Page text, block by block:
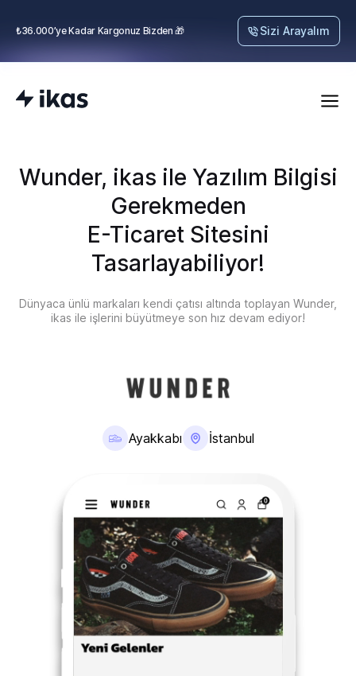
₺36.000’ye Kadar Kargonuz Bizden 🎁 Sizi Arayalım
Wunder, ikas ile Yazılım Bilgisi
Gerekmeden
E-Ticaret Sitesini
Tasarlayabiliyor!
Dünyaca ünlü markaları kendi çatısı altında toplayan Wunder,
ikas ile işlerini büyütmeye son hız devam ediyor!
Ayakkabı İstanbul